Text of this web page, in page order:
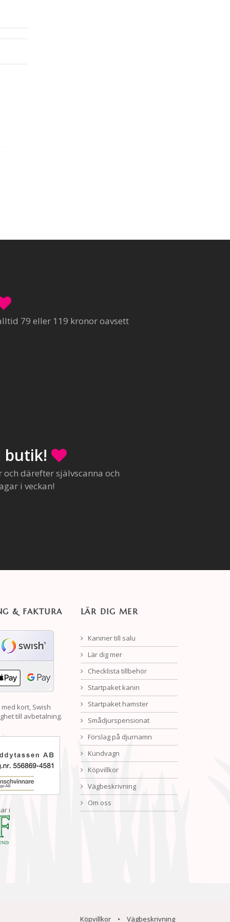
79 eller 119 kronor oavsett
butik!
därefter självscanna och
i veckan!
& FAKTURA
kort, Swish
till avbetalning.
i
LÄR DIG MER
Kaniner till salu
Lär dig mer
Checklista tillbehör
Startpaket kanin
Startpaket hamster
Smådjurspensionat
Förslag på djurnamn
Kundvagn
Köpvillkor
Vägbeskrivning
Om oss
Köpvillkor • Vägbeskrivning